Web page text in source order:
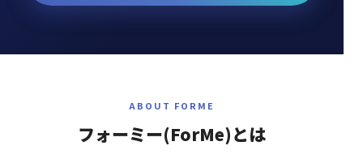
ABOUT FORME
フォーミー(ForMe)とは